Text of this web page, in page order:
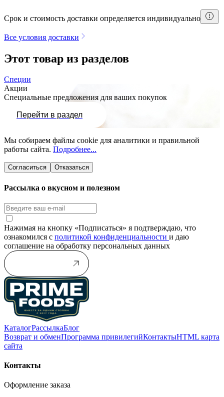
Срок и стоимость доставки определяется индивидуально
Все условия доставки
Этот товар из разделов
Специи
Акции
Специальные предложения для ваших покупок
Перейти в раздел
Мы собираем файлы cookie для аналитики и правильной
работы сайта. Подробнее...
Согласиться Отказаться
Рассылка о вкусном и полезном
Нажимая на кнопку «Подписаться» я подтверждаю, что
ознакомился с политикой конфиденциальности и даю
соглашение на обработку персональных данных
КаталогРассылкаБлог
Возврат и обменПрограмма привилегийКонтактыHTML карта
сайта
Контакты
Оформление заказа